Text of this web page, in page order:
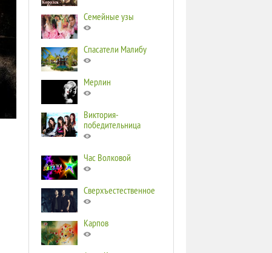
Семейные узы
Спасатели Малибу
Мерлин
Виктория-
победительница
Час Волковой
Сверхъестественное
Карпов